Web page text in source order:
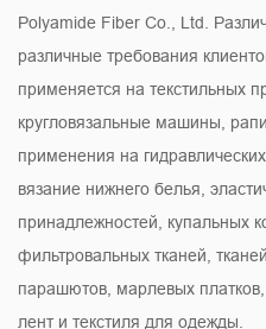
Polyamide Fiber Co., Ltd.
различные требования
применяется на текстильных
кругловязальные машины,
применения на гидравлических
вязание нижнего белья,
принадлежностей, купальных
фильтровальных тканей,
парашютов, марлевых
лент и текстиля для одежды.